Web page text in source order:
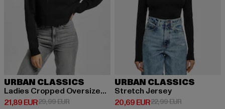
URBAN CLASSICS
Ladies Cropped Oversized High Neck Crew
21,89 EUR
Derzeitiger Preis: 21,89 EUR
29,99 EURAktionspreis: 29,99 EUR
URBAN CLASSICS
Stretch Jersey
20,69 EUR
Derzeitiger Preis: 20,69 EUR
22,99 EURAktionspreis: